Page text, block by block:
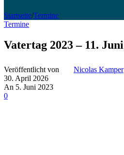
Startseite/Termine
Termine
Vatertag 2023 – 11. Juni
Veröffentlicht von
Nicolas Kamper
30. April 2026
An 5. Juni 2023
0